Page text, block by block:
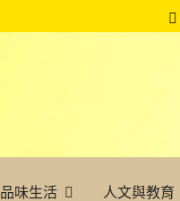
品味生活 人文與教育